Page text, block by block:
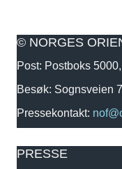
© NORGES
Post: Postboks
Besøk: Sognsveien
Pressekontakt:
PRESSE